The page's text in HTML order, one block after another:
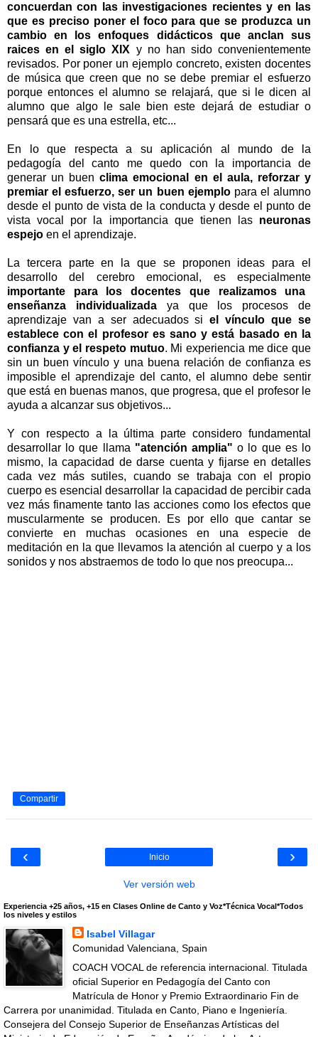
concuerdan con las investigaciones recientes y en las
que es preciso poner el foco para que se produzca un
cambio en los enfoques didácticos que anclan sus
raices en el siglo XIX y no han sido convenientemente
revisados. Por poner un ejemplo concreto, existen docentes
de música que creen que no se debe premiar el esfuerzo
porque entonces el alumno se relajará, que si le dicen al
alumno que algo le sale bien este dejará de estudiar o
pensará que es una estrella, etc...
En lo que respecta a su aplicación al mundo de la
pedagogía del canto me quedo con la importancia de
generar un buenclima emocional en el aula, reforzar y
premiar el esfuerzo, ser un buen ejemplo para el alumno
desde el punto de vista de la conducta y desde el punto de
vista vocal por la importancia que tienen lasneuronas
espejo en el aprendizaje.
La tercera parte en la que se proponen ideas para el
desarrollo del cerebro emocional, es especialmente
importante para los docentes que realizamos una
enseñanza individualizadaya que los procesos de
aprendizaje van a ser adecuados siel vínculo que se
establece con el profesor es sano y está basado en la
confianza y el respeto mutuo. Mi experiencia me dice que
sin un buen vínculo y una buena relación de confianza es
imposible el aprendizaje del canto, el alumno debe sentir
que está en buenas manos, que progresa, que el profesor le
ayuda a alcanzar sus objetivos...
Y con respecto a la última parte considero fundamental
desarrollar lo que llama "atención amplia" o lo que es lo
mismo, la capacidad de darse cuenta y fijarse en detalles
cada vez más sutiles, cuando se trabaja con el propio
cuerpo es esencial desarrollar la capacidad de percibir cada
vez más finamente tanto las acciones como los efectos que
muscularmente se producen. Es por ello que cantar se
convierte en muchas ocasiones en una especie de
meditación en la que llevamos la atención al cuerpo y a los
sonidos y nos abstraemos de todo lo que nos preocupa...
Compartir
‹ ›
Inicio
Ver versión web
Experiencia +25 años, +15 en Clases Online de Canto y Voz*Técnica Vocal*Todos
los niveles y estilos
Isabel Villagar
Comunidad Valenciana, Spain
COACH VOCAL de referencia internacional. Titulada
oficial Superior en Pedagogía del Canto con
Matrícula de Honor y Premio Extraordinario Fin de
Carrera por unanimidad. Titulada en Canto, Piano e Ingeniería.
Consejera del Consejo Superior de Enseñanzas Artísticas del